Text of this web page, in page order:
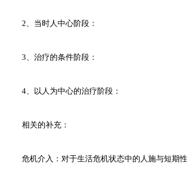
2、当时人中心阶段：
3、治疗的条件阶段：
4、以人为中心的治疗阶段：
相关的补充：
危机介入：对于生活危机状态中的人施与短期性